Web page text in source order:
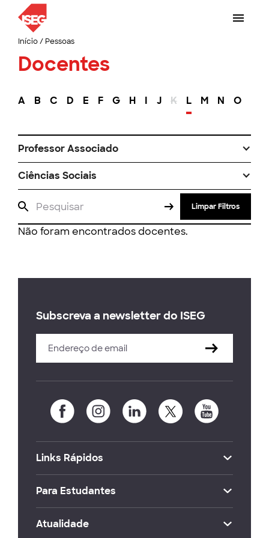
Início/ Pessoas
Docentes
A B C D E F G H I J K L M N O
Professor Associado
Ciências Sociais
Limpar Filtros
Não foram encontrados docentes.
Subscreva a newsletter do ISEG
Links Rápidos
Para Estudantes
Atualidade